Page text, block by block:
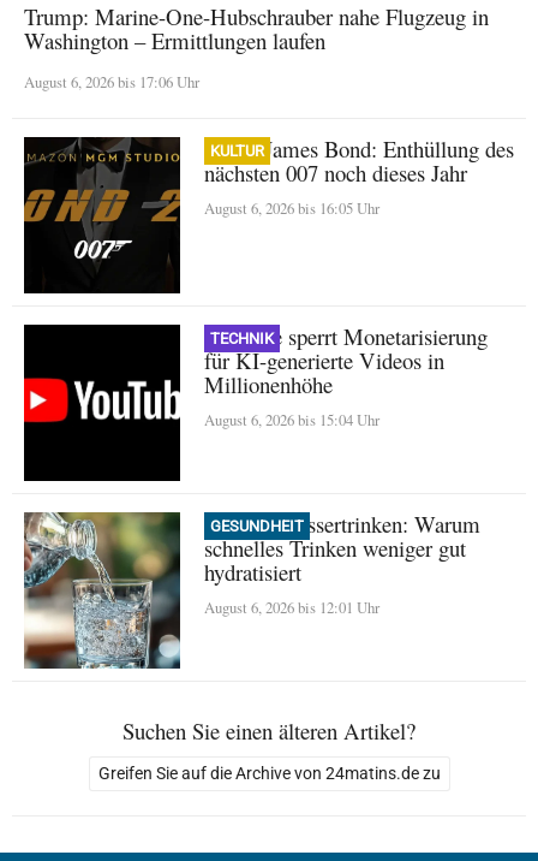
Trump: Marine-One-Hubschrauber nahe Flugzeug in
Washington – Ermittlungen laufen
August 6, 2026 bis 17:06 Uhr
KULTUR
Neuer James Bond: Enthüllung des
nächsten 007 noch dieses Jahr
August 6, 2026 bis 16:05 Uhr
TECHNIK
YouTube sperrt Monetarisierung
für KI-generierte Videos in
Millionenhöhe
August 6, 2026 bis 15:04 Uhr
GESUNDHEIT
Mythos Wassertrinken: Warum
schnelles Trinken weniger gut
hydratisiert
August 6, 2026 bis 12:01 Uhr
Suchen Sie einen älteren Artikel?
Greifen Sie auf die Archive von 24matins.de zu